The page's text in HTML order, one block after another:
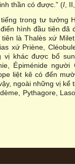
thần có được.” (I ,
trong tư tưởng
hình đầu tiên đã
là Thalès xứ
xứ Priène,
khác được bổ
Épiménide người
liệt kê có đến
ngoài những vị kể
Pythagore,